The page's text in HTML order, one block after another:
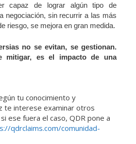
capaz de lograr algún tipo de
negociación, sin recurrir a las más
riesgo, se mejora en gran medida.
no se evitan, se gestionan.
mitigar, es el impacto de una
tu conocimiento y
te interese examinar otros
ese fuera el caso, QDR pone a
qdrclaims.com/comunidad-